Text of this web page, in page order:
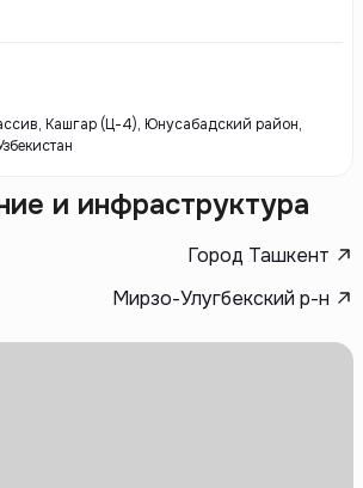
пространства. Компания ориентируется на
предлагая разнообразные планировки и
жизнь в их комплексах максимально
Кашгар (Ц-4), Юнусабадский район,
и инфраструктура
Город Ташкент
Мирзо-Улугбекский р-н